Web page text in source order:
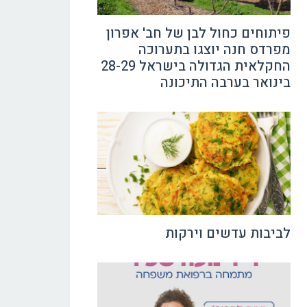
פיתוחים כחול לבן של חב' אפרון
מפרדס חנה יוצגו בתערוכה
החקלאית הגדולה בישראל 28-29
בינואר בערבה התיכונה
לביבות עדשים וירקות